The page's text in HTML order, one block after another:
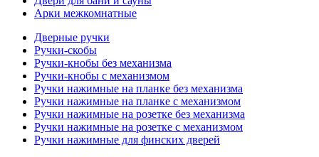
Арки межкомнатные
Дверные ручки
Ручки-скобы
Ручки-кнобы без механизма
Ручки-кнобы с механизмом
Ручки нажимные на планке без механизма
Ручки нажимные на планке с механизмом
Ручки нажимные на розетке без механизма
Ручки нажимные на розетке с механизмом
Ручки нажимные для финских дверей